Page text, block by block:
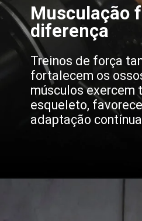
Treinos de força
fortalecem os
músculos exercem
esqueleto,
adaptação
Musculação
diferença